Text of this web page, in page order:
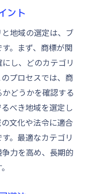
ント
地域の選定は、ブ
。まず、商標が関
し、どのカテゴリ
プロセスでは、商
どうかを確認する
べき地域を選定し
文化や法令に適合
。最適なカテゴリ
力を高め、長期的